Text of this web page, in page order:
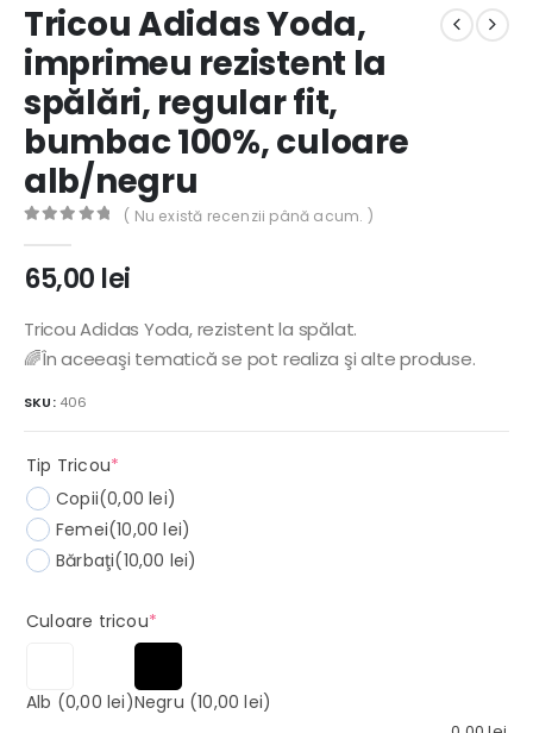
Tricou Adidas Yoda,
imprimeu rezistent la
spălări, regular fit,
bumbac 100%, culoare
alb/negru
( Nu există recenzii până acum. )
65,00 lei
Tricou Adidas Yoda, rezistent la spălat.
🌈În aceeaşi tematică se pot realiza şi alte produse.
SKU: 406
Tip Tricou*
Copii(0,00 lei)
Femei(10,00 lei)
Bărbaţi(10,00 lei)
Culoare tricou*(required)
Alb (0,00 lei)Negru (10,00 lei)